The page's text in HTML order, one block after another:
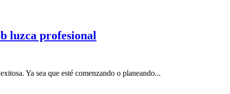
luzca profesional
Ya sea que esté comenzando o planeando...